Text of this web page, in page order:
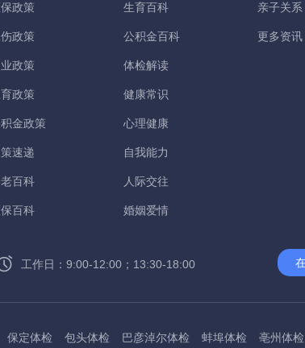
政策
政策
政策
政策
金政策
速递
百科
百科
生育百科
公积金百科
体检解读
健康常识
心理健康
自我能力
人际交往
婚姻爱情
亲子关系
更多资讯
工作日：9:00-12:00；13:30-18:00
保定体检 包头体检 巴彦淖尔体检 蚌埠体检 亳州体检